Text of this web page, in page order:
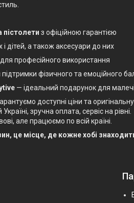
пістолети з офіційною гарантією
дітей, а також аксесуари до них
для професійного використання
фізичного та емоційного
— ідеальний подарунок для малечі
доступні ціни та оригінальну
зручна оплата, сервіс на рівні.
але працюємо по всій країні.
це місце, де кожне хобі